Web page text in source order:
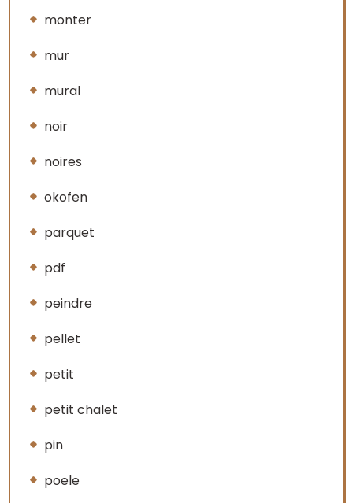
monter
mur
mural
noir
noires
okofen
parquet
pdf
peindre
pellet
petit
petit chalet
pin
poele